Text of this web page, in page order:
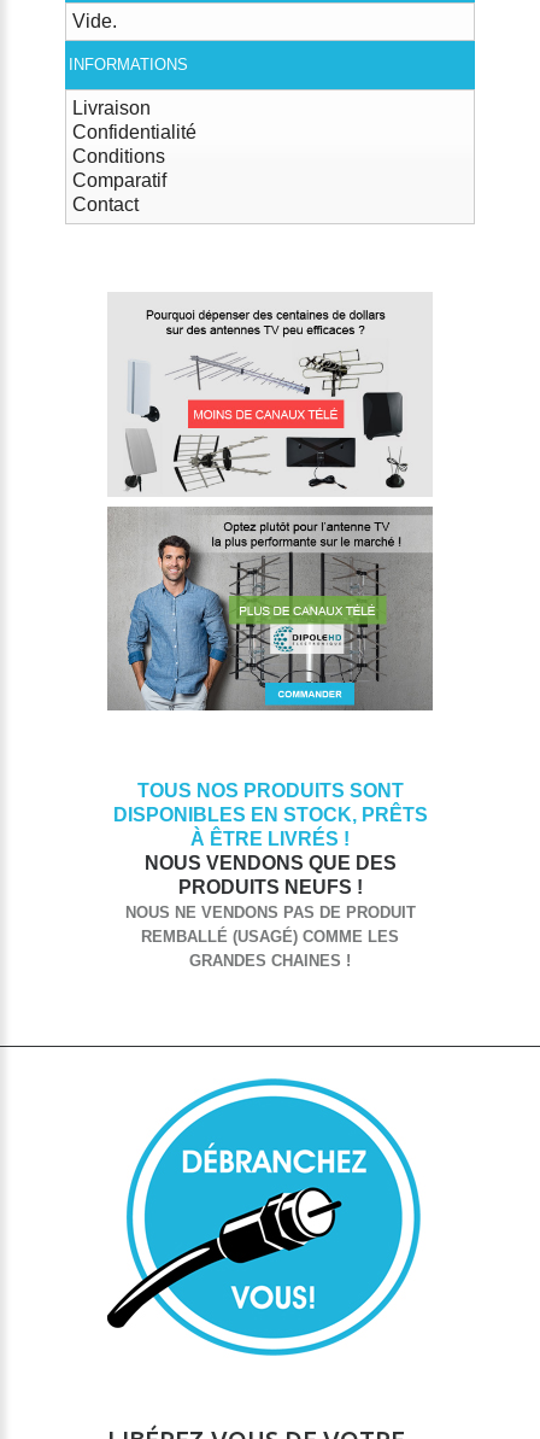
Vide.
INFORMATIONS
Livraison
Confidentialité
Conditions
Comparatif
Contact
TOUS NOS PRODUITS SONT
DISPONIBLES EN STOCK, PRÊTS
À ÊTRE LIVRÉS !
NOUS VENDONS QUE DES
PRODUITS NEUFS !
NOUS NE VENDONS PAS DE PRODUIT
REMBALLÉ (USAGÉ) COMME LES
GRANDES CHAINES !